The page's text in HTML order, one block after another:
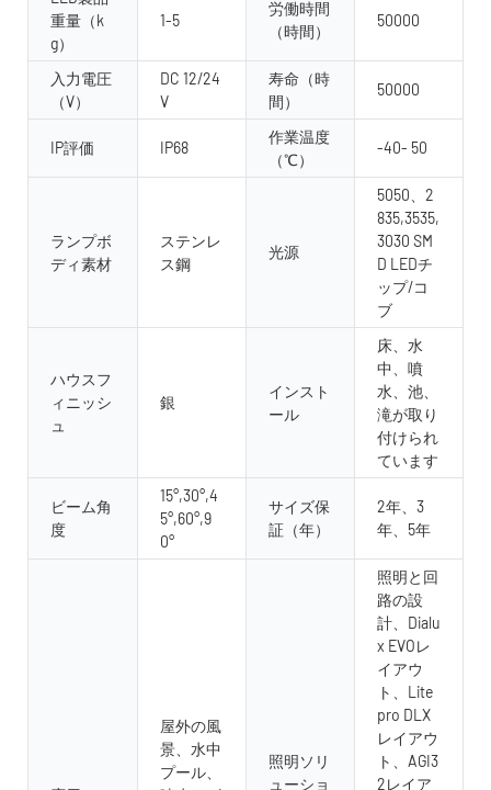
重量（k
g）
1-5
労働時間
（時間）
50000
入力電圧
（V）
DC 12/24
V
寿命（時
間）
50000
IP評価 IP68
作業温度
（℃）
-40- 50
ランプボ
ディ素材
ステンレ
ス鋼
光源
5050、2
835,3535,
3030 SM
D LEDチ
ップ/コ
ブ
ハウスフ
ィニッシ
ュ
銀
インスト
ール
床、水
中、噴
水、池、
滝が取り
付けられ
ています
ビーム角
度
15°,30°,4
5°,60°,9
0°
サイズ保
証（年）
2年、3
年、5年
屋外の風
景、水中
プール、
照明ソリ
ューショ
照明と回
路の設
計、Dialu
x EVOレ
イアウ
ト、Lite
pro DLX
レイアウ
ト、AGI3
2レイア